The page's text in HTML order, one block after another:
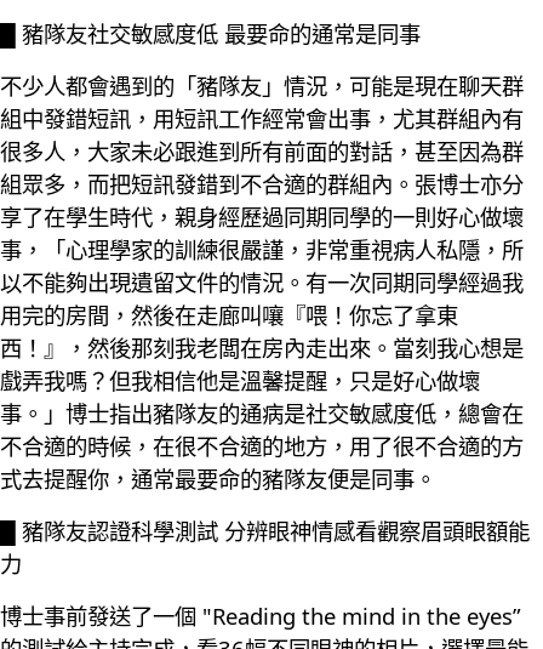
█ 豬隊友社交敏感度低 最要命的通常是同事
不少人都會遇到的「豬隊友」情況，可能是現在聊天群
組中發錯短訊，用短訊工作經常會出事，尤其群組內有
很多人，大家未必跟進到所有前面的對話，甚至因為群
組眾多，而把短訊發錯到不合適的群組內。張博士亦分
享了在學生時代，親身經歷過同期同學的一則好心做壞
事，「心理學家的訓練很嚴謹，非常重視病人私隱，所
以不能夠出現遺留文件的情況。有一次同期同學經過我
用完的房間，然後在走廊叫嚷『喂！你忘了拿東
西！』，然後那刻我老闆在房內走出來。當刻我心想是
戲弄我嗎？但我相信他是溫馨提醒，只是好心做壞
事。」博士指出豬隊友的通病是社交敏感度低，總會在
不合適的時候，在很不合適的地方，用了很不合適的方
式去提醒你，通常最要命的豬隊友便是同事。
█ 豬隊友認證科學測試 分辨眼神情感看觀察眉頭眼額能
力
博士事前發送了一個 "Reading the mind in the eyes”